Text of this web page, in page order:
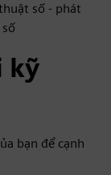
số - phát
kỹ
bạn để cạnh